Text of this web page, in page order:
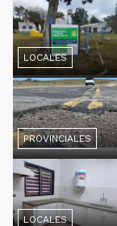
LOCALES
PROVINCIALES
LOCALES